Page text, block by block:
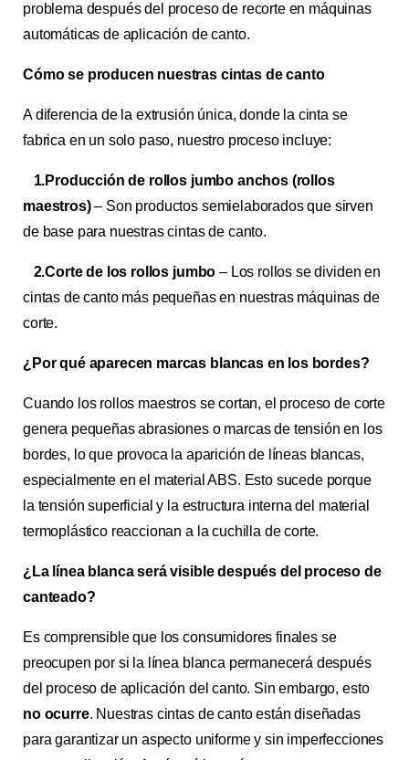
problema después del proceso de recorte en máquinas
automáticas de aplicación de canto.
Cómo se producen nuestras cintas de canto
A diferencia de la extrusión única, donde la cinta se
fabrica en un solo paso, nuestro proceso incluye:
1.Producción de rollos jumbo anchos (rollos
maestros)– Son productos semielaborados que sirven
de base para nuestras cintas de canto.
2.Corte de los rollos jumbo – Los rollos se dividen en
cintas de canto más pequeñas en nuestras máquinas de
corte.
¿Por qué aparecen marcas blancas en los bordes?
Cuando los rollos maestros se cortan, el proceso de corte
genera pequeñas abrasiones o marcas de tensión en los
bordes, lo que provoca la aparición de líneas blancas,
especialmente en el material ABS. Esto sucede porque
la tensión superficial y la estructura interna del material
termoplástico reaccionan a la cuchilla de corte.
¿La línea blanca será visible después del proceso de
canteado?
Es comprensible que los consumidores finales se
preocupen por si la línea blanca permanecerá después
del proceso de aplicación del canto. Sin embargo, esto
no ocurre. Nuestras cintas de canto están diseñadas
para garantizar un aspecto uniforme y sin imperfecciones